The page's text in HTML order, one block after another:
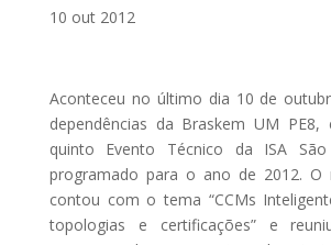
10 out 2012
Aconteceu no último dia 10 de
dependências da Braskem UM
quinto Evento Técnico da ISA
programado para o ano de 2012. O
contou com o tema “CCMs
topologias e certificações” e